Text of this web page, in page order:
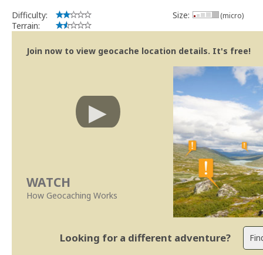
Work with the reviewer, not against him
Difficulty:
Terrain:
Size: (micro)
Join now to view geocache location details. It's free!
WATCH
How Geocaching Works
Looking for a different adventure?